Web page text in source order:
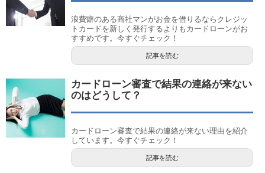
浪費癖のある商社マンがお金を借りるならクレジッ
トカードを新しく発行するよりもカードローンがお
すすめです。今すぐチェック！
記事を読む
カードローン審査で結果の連絡が来ない
のはどうして？
カードローン審査で結果の連絡が来ない理由を紹介
しています。今すぐチェック！
記事を読む